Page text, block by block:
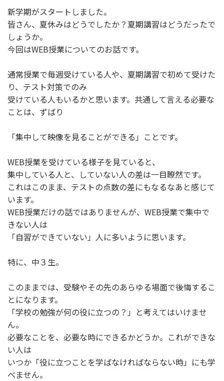
新学期がスタートしました。
皆さん、夏休みはどうでしたか？夏期講習はどうだったで
しょうか。
今回はWEB授業についてのお話です。
通常授業で毎週受けている人や、夏期講習で初めて受けた
り、テスト対策でのみ
受けている人もいるかと思います。共通して言える必要な
ことは、ずばり
「集中して映像を見ることができる」ことです。
WEB授業を受けている様子を見ていると、
集中している人と、していない人の差は一目瞭然です。
これはこのまま、テストの点数の差にもなるなあと感じて
います。
WEB授業だけの話ではありませんが、WEB授業で集中で
きない人は
「自習ができていない」人に多いように思います。
特に、中３生。
このままでは、受験やその先のあらゆる場面で後悔するこ
とになります。
「学校の勉強が何の役に立つの？」と考えてはいけませ
ん。
必要なことを、必要な時にできるかどうか。これができな
い人は
いつか「役に立つことを学ばなければならない時」にも学
べません。